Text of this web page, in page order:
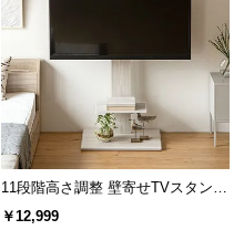
11段階高さ調整 壁寄せTVスタンド
キャスター付き 上下左右角度調節
￥12,999